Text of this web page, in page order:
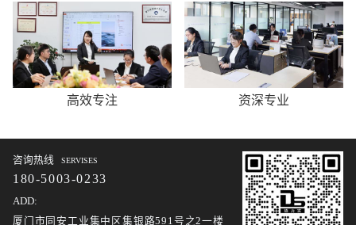
高效专注 资深专业
咨询热线 SERVISES
180-5003-0233
ADD:
厦门市同安工业集中区集银路591号之2一楼